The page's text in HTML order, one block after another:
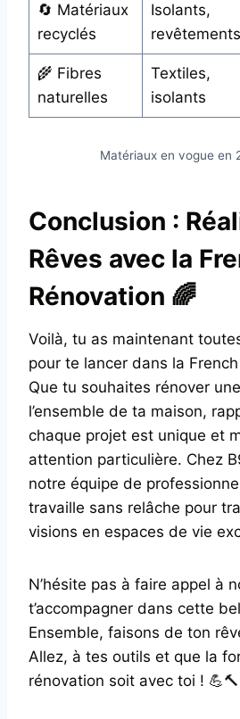
🔄 Matériaux
recyclés
Isolants,
revêtements
🌾 Fibres
naturelles
Textiles,
isolants
Matériaux en vogue en
Conclusion :
Rêves avec la
Rénovation 🌈
Voilà, tu as maintenant
pour te lancer dans la
Que tu souhaites rénover
l’ensemble de ta maison,
chaque projet est unique et
attention particulière. Chez
notre équipe de
travaille sans relâche pour
visions en espaces de vie
N’hésite pas à faire appel à
t’accompagner dans cette
Ensemble, faisons de ton
Allez, à tes outils et que la
rénovation soit avec toi ! 💪🔨